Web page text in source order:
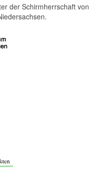
der Schirmherrschaft von